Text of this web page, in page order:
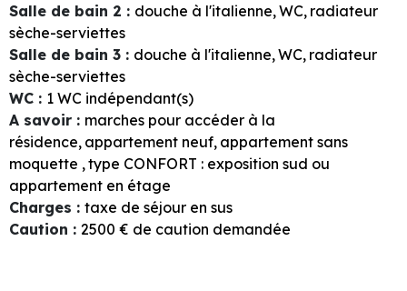
Salle de bain 2 : douche à l'italienne WC radiateur
sèche-serviettes
Salle de bain 3 : douche à l'italienne WC radiateur
sèche-serviettes
WC : 1 WC indépendant(s)
A savoir : marches pour accéder à la
résidence appartement neuf appartement sans
moquette type CONFORT : exposition sud ou
appartement en étage
Charges : taxe de séjour en sus
Caution : 2500 € de caution demandée